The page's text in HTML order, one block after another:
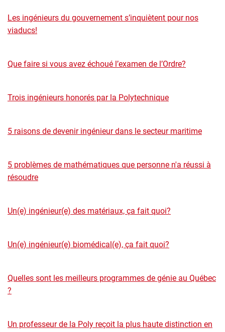
Les ingénieurs du gouvernement s’inquiètent pour nos
viaducs!
Que faire si vous avez échoué l’examen de l’Ordre?
Trois ingénieurs honorés par la Polytechnique
5 raisons de devenir ingénieur dans le secteur maritime
5 problèmes de mathématiques que personne n'a réussi à
résoudre
Un(e) ingénieur(e) des matériaux, ça fait quoi?
Un(e) ingénieur(e) biomédical(e), ça fait quoi?
Quelles sont les meilleurs programmes de génie au Québec
?
Un professeur de la Poly reçoit la plus haute distinction en